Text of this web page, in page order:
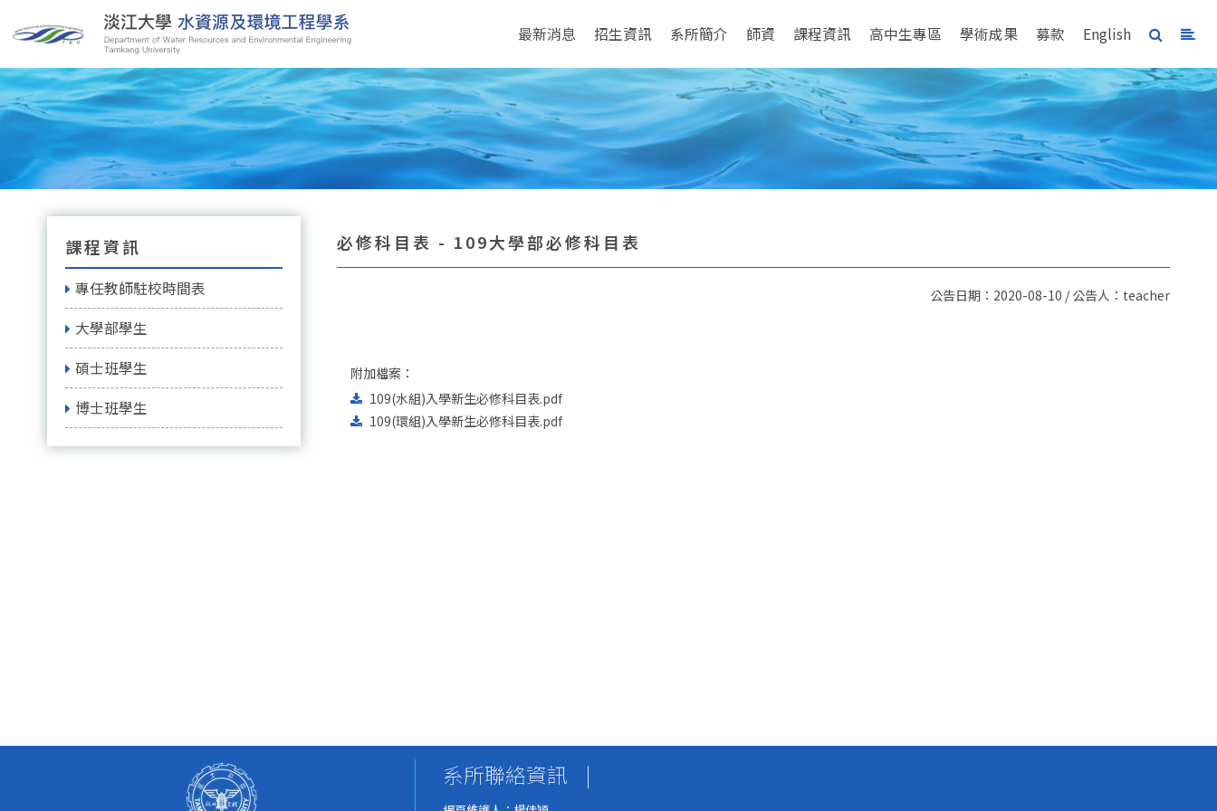
最新消息 招生資訊 系所簡介 師資 課程資訊 高中生專區 學術成果 募款 English
課程資訊
專任教師駐校時間表
大學部學生
碩士班學生
博士班學生
必修科目表 - 109大學部必修科目表
公告日期：2020-08-10 / 公告人：teacher
附加檔案：
109(水組)入學新生必修科目表.pdf
109(環組)入學新生必修科目表.pdf
系所聯絡資訊 |